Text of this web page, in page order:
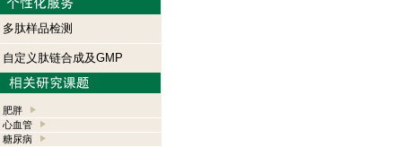
多肽样品检测
自定义肽链合成及GMP
肥胖
心血管
糖尿病